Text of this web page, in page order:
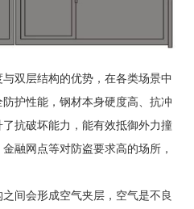
双层结构的优势，在各类场景中
护性能，钢材本身硬度高、抗冲
抗破坏能力，能有效抵御外力撞
融网点等对防盗要求高的场所，
间会形成空气夹层，空气是不良